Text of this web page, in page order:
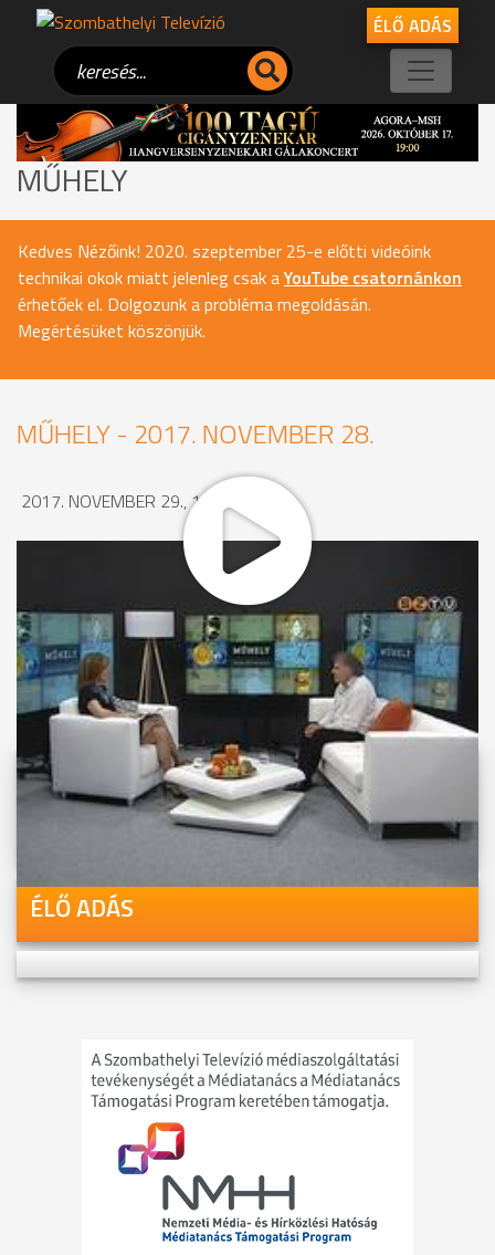
ÉLŐ ADÁS
MŰHELY
Kedves Nézőink! 2020. szeptember 25-e előtti videóink
technikai okok miatt jelenleg csak aYouTube csatornánkon
érhetőek el. Dolgozunk a probléma megoldásán.
Megértésüket köszönjük.
MŰHELY - 2017. NOVEMBER 28.
2017. NOVEMBER 29., 17:12
MEGOSZTÁS
Videóink megtekinthetőek
Youtube-csatornánkon is!
ÉLŐ ADÁS